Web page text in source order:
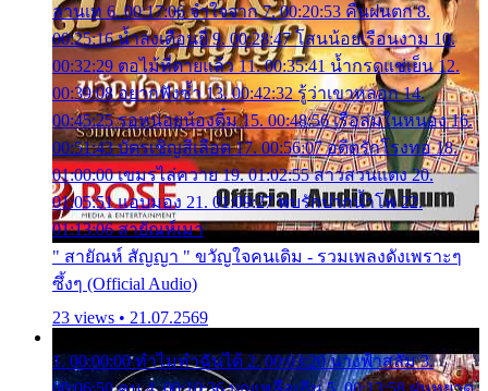
ลานเท 6. 00:17:06 จำใจจาก 7. 00:20:53 คืนฝนตก 8.
00:25:16 น้ำลงเดือนยี่ 9. 00:28:47 โสนน้อยเรือนงาม 10.
00:32:29 ตอไม้ที่ตายแล้ว 11. 00:35:41 น้ำกรดแช่เย็น 12.
00:39:08 อยากฟังซ้ำ 13. 00:42:32 รู้ว่าเขาหลอก 14.
00:45:25 รอหน่อยน้องติ๋ม 15. 00:48:56 เรือล่มในหนอง 16.
00:51:43 บัตรเชิญสีเลือด 17. 00:56:07 อดีตรักโรงทอ 18.
01:00:00 เขมรไล่ควาย 19. 01:02:55 สาวสวนแตง 20.
01:05:51 แอบมอง 21. 01:09:27 พบรักปากน้ำโพ 22.
01:13:06 สายัณห์เมา
" สายัณห์ สัญญา " ขวัญใจคนเดิม - รวมเพลงดังเพราะๆ
ซึ้งๆ (Official Audio)
23 views • 21.07.2569
1. 00:00:00 ทำไมทำฉันได้ 2. 00:03:20 นางฟ้าสลัม 3.